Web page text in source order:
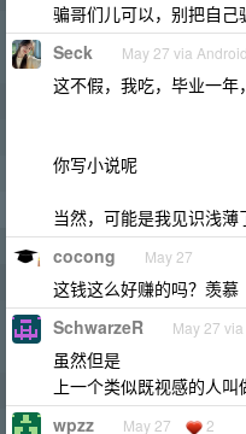
骗哥们儿可以，别把自己
Seck May 27 via Android
这不假，我吃，毕业一年
你写小说呢
当然，可能是我见识浅
cocong May 27
这钱这么好赚的吗？羡慕
SchwarzeR May 27
虽然但是
上一个类似既视感的人
wpzz May 27 2